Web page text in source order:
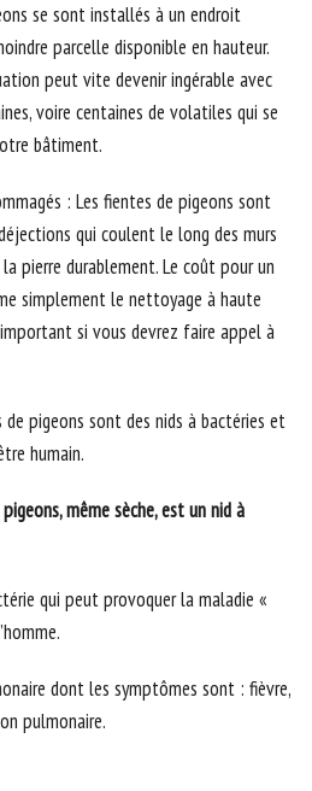
se sont installés à un endroit
parcelle disponible en hauteur.
peut vite devenir ingérable avec
voire centaines de volatiles qui se
bâtiment.
: Les fientes de pigeons sont
qui coulent le long des murs
pierre durablement. Le coût pour un
simplement le nettoyage à haute
si vous devrez faire appel à
pigeons sont des nids à bactéries et
humain.
même sèche, est un nid à
qui peut provoquer la maladie «
dont les symptômes sont : fièvre,
pulmonaire.